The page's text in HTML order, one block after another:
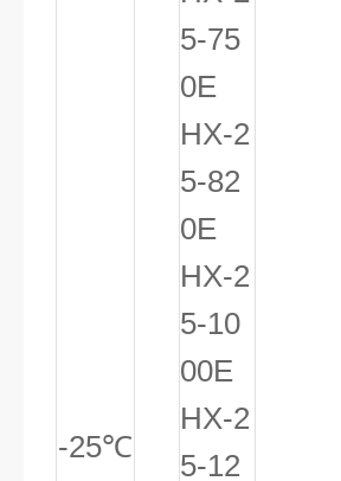
-25℃
5-75
0E
HX-2
5-82
0E
HX-2
5-10
00E
HX-2
5-12